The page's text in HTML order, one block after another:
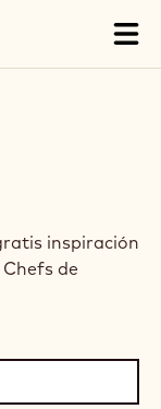
inspiración
de